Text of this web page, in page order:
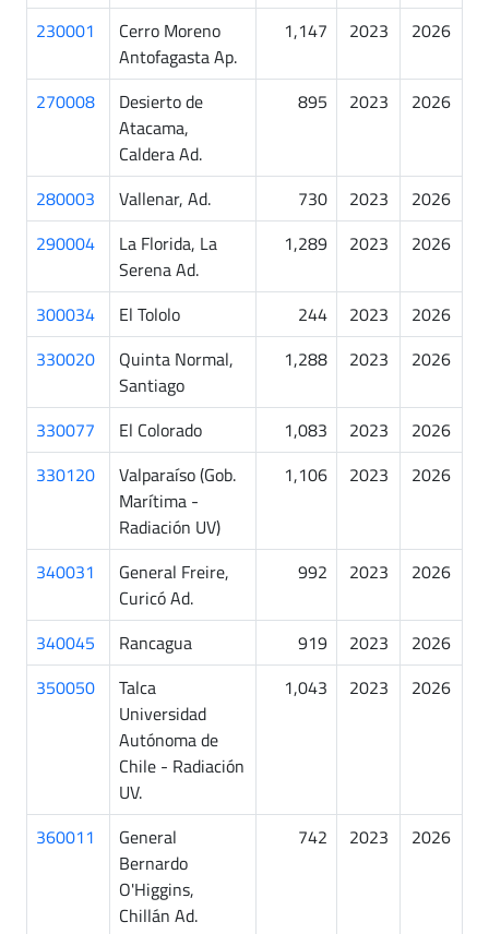
230001
Cerro Moreno
Antofagasta Ap.
1,147 2023 2026
270008
Desierto de
Atacama,
Caldera Ad.
895 2023 2026
280003 Vallenar, Ad. 730 2023
2026
290004
La Florida, La
Serena Ad.
1,289 2023 2026
300034 El Tololo 244 2023
2026
330020
Quinta Normal,
Santiago
1,288 2023 2026
330077 El Colorado 1,083 2023
2026
330120
Valparaíso (Gob.
Marítima -
Radiación UV)
1,106 2023 2026
340031
General Freire,
Curicó Ad.
992 2023 2026
340045 Rancagua 919 2023
2026
350050
Talca
Universidad
Autónoma de
Chile - Radiación
UV.
1,043 2023 2026
360011
General
Bernardo
O'Higgins,
Chillán Ad.
742 2023 2026